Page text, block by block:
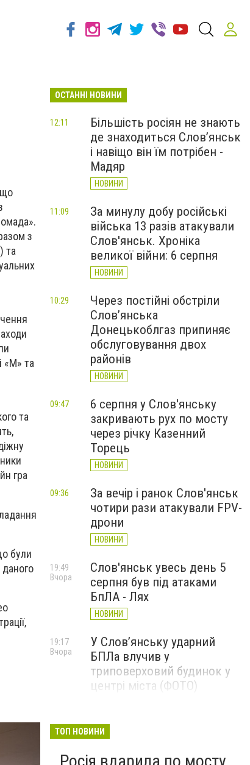
що
з
та
«М» та
та
гра
були
ОСТАННІ НОВИНИ
Більшість росіян не знають
де знаходиться Слов’янськ
і навіщо він їм потрібен -
Мадяр
НОВИНИ
12:11
За минулу добу російські
війська 13 разів атакували
Слов'янськ. Хроніка
великої війни: 6 серпня
НОВИНИ
11:09
Через постійні обстріли
Слов’янська
Донецькоблгаз припиняє
обслуговування двох
районів
НОВИНИ
10:29
6 серпня у Слов'янську
закривають рух по мосту
через річку Казенний
Торець
НОВИНИ
09:47
За вечір і ранок Слов'янськ
чотири рази атакували FPV-
дрони
НОВИНИ
09:36
Слов'янськ увесь день 5
серпня був під атаками
БпЛА - Лях
НОВИНИ
19:49
Вчора
У Слов’янську ударний
БПЛа влучив у
триповерховий будинок у
центрі міста (ФОТО)
19:17
Вчора
Машина підірвалася на міні:
подробиці загибелі Олексія
19:00
Вчора
ТОП НОВИНИ